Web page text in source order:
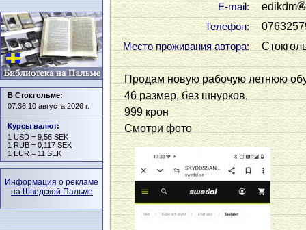
Е-mail: edikdm
Телефон:
Место проживания автора:
Продам новую рабочую летнюю
46 размер, без шнурков,
999 крон
Смотри фото
В Стокгольме:
07:36 10 августа 2026 г.
Курсы валют:
1 USD = 9,56 SEK
1 RUB = 0,117 SEK
1 EUR = 11 SEK
Информация о рекламе
на Шведской Пальме